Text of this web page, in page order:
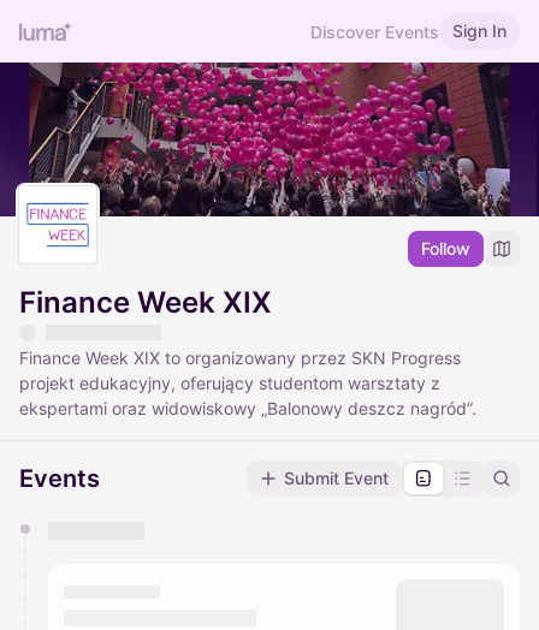
Discover Events Sign In
Follow
Finance Week XIX
Finance Week XIX to organizowany przez SKN Progress
projekt edukacyjny, oferujący studentom warsztaty z
ekspertami oraz widowiskowy „Balonowy deszcz nagród”.
Events Submit Event